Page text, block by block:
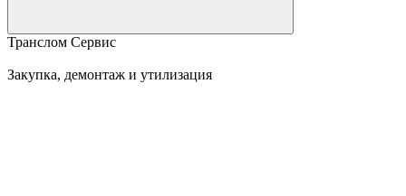
Транслом Сервис
Закупка, демонтаж и утилизация